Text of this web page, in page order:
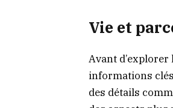
Vie et
Avant
informations
des détails